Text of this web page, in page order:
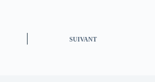
SUIVANT